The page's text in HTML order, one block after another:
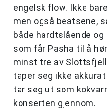
engelsk flow. Ikke
men også beatsene,
både hardtslående
som får Pasha til å
minst tre av
taper seg ikke
tar seg ut som
konserten gjennom.